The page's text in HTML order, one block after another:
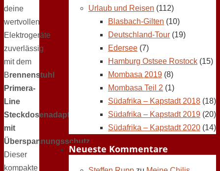
deine
wertvollen
Elektrogeräte
zuverlässig
mit dem
Brennenstuhl
Primera-
Line
Steckdosenadapter
mit
Überspannungsschutz
Dieser
kompakte
Urlaub und Reisen (112)
Blasbach-Gilten (10)
Deutschland-Tour (19)
Edersee (7)
Hamburg Ostsee Rostock (15)
Mombasa 2019 (8)
Mombasa Teil 2 (1)
Südafrika – Kapstadt 2018 (18)
Südafrika – Kapstadt 2019 (20)
Südafrika – Kapstadt 2020 (14)
Neueste Kommentare